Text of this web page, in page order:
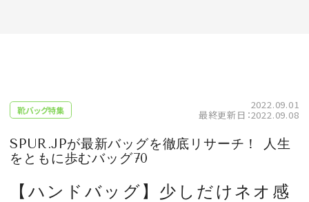
LIFESTYLE
靴バッグ特集 2022.09.01
最終更新日：2022.09.08
SPUR.JPが最新バッグを徹底リサーチ！ 人生
をともに歩むバッグ70
【ハンドバッグ】少しだけネオ感